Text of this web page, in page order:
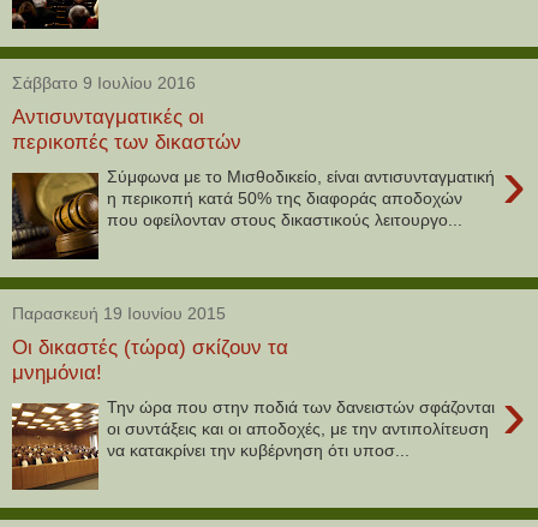
Σάββατο 9 Ιουλίου 2016
Αντισυνταγματικές οι
περικοπές των δικαστών
›
Σύμφωνα με το Μισθοδικείο, είναι αντισυνταγματική
η περικοπή κατά 50% της διαφοράς αποδοχών
που οφείλονταν στους δικαστικούς λειτουργο...
Παρασκευή 19 Ιουνίου 2015
Οι δικαστές (τώρα) σκίζουν τα
μνημόνια!
›
Την ώρα που στην ποδιά των δανειστών σφάζονται
οι συντάξεις και οι αποδοχές, με την αντιπολίτευση
να κατακρίνει την κυβέρνηση ότι υποσ...